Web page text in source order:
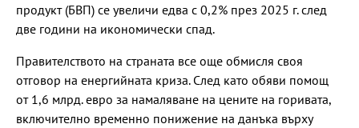
продукт (БВП) се увеличи едва с 0,2% през 2025 г. след
две години на икономически спад.
Правителството на страната все още обмисля своя
отговор на енергийната криза. След като обяви помощ
от 1,6 млрд. евро за намаляване на цените на горивата,
включително временно понижение на данъка върху